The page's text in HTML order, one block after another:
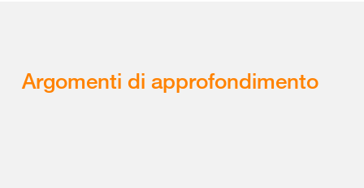
Argomenti di approfondimento